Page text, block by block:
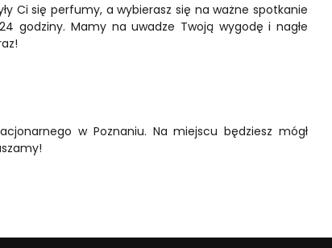
Ci się perfumy, a wybierasz się na ważne spotkanie
godziny. Mamy na uwadze Twoją wygodę i nagłe
w Poznaniu. Na miejscu będziesz mógł